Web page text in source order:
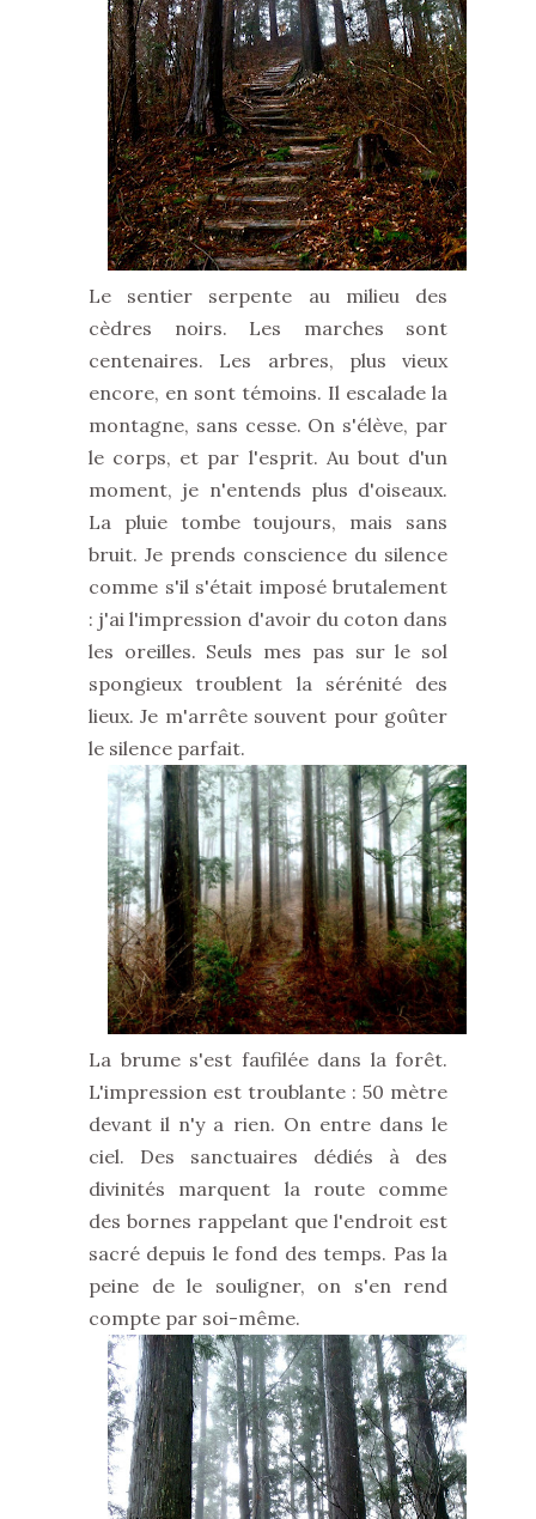
Le sentier serpente au milieu des
cèdres noirs. Les marches sont
centenaires. Les arbres, plus vieux
encore, en sont témoins. Il escalade la
montagne, sans cesse. On s'élève, par
le corps, et par l'esprit. Au bout d'un
moment, je n'entends plus d'oiseaux.
La pluie tombe toujours, mais sans
bruit. Je prends conscience du silence
comme s'il s'était imposé brutalement
: j'ai l'impression d'avoir du coton dans
les oreilles. Seuls mes pas sur le sol
spongieux troublent la sérénité des
lieux. Je m'arrête souvent pour goûter
le silence parfait.
La brume s'est faufilée dans la forêt.
L'impression est troublante : 50 mètre
devant il n'y a rien. On entre dans le
ciel. Des sanctuaires dédiés à des
divinités marquent la route comme
des bornes rappelant que l'endroit est
sacré depuis le fond des temps. Pas la
peine de le souligner, on s'en rend
compte par soi-même.